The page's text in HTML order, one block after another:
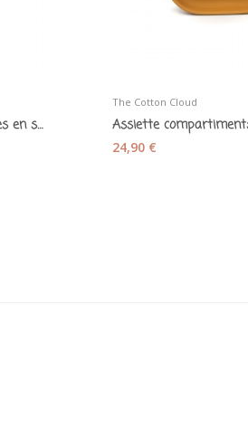
Tasse d'apprentissage à anses en silicone mauve
The Cotton Cloud
24,90 €